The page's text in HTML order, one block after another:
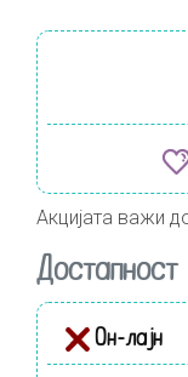
Акцијата важи
Достапност
Он-лајн